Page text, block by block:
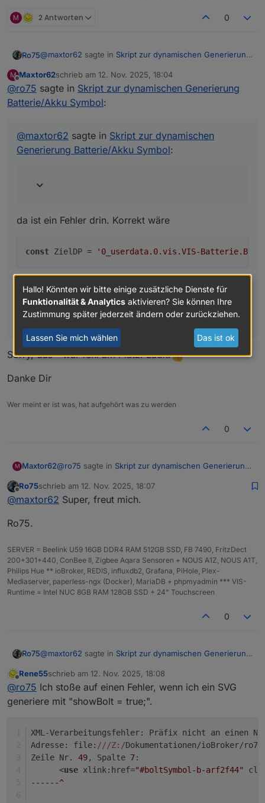
M 2 Antworten 0
Ro75@maxtor62 sagte in Skript zur dynamischen Generierung
const ZielDP = '"0_userdata.0.vis.VIS-Batterie.Batt';
Ro75.
M
Offline
Maxtor62schrieb am 12. Nov. 2025, 18:04
zuletzt editiert von
@ro75 sagte in Skript zur dynamischen Generierung
Batterie/Akku Symbol:
@maxtor62 sagte in Skript zur dynamischen
Generierung Batterie/Akku Symbol:
da ist ein Fehler drin. Korrekt wäre
const ZielDP = '0_userdata.0.vis.VIS-
Und der Datenpunkt (String / Zeichen) muss bereits
existieren.
Ro75.
Sorry, das " war fehl am Platz. Läuft.
Danke Dir
Wer meint er ist was, hat aufgehört was zu werden
0
M Maxtor62@ro75 sagte in Skript zur dynamischen Generierung
@maxtor62 sagte in
Batterie.Batt';
da ist ein Fehler drin. Korrekt wäre
Ro75.
Offline
Ro75schrieb am 12. Nov. 2025, 18:07
zuletzt editiert von
@maxtor62 Super, freut mich.
Ro75.
SERVER = Beelink U59 16GB DDR4 RAM 512GB SSD, FB 7490, FritzDect
200+301+440, ConBee II, Zigbee Aqara Sensoren + NOUS A1Z, NOUS A1T,
Philips Hue ** ioBroker, REDIS, influxdb2, Grafana, PiHole, Plex-
Mediaserver, paperless-ngx (Docker), MariaDB + phpmyadmin *** VIS-
Runtime = Intel NUC 8GB RAM 128GB SSD + 24" Touchscreen
0
Ro75@maxtor62 sagte in Skript zur dynamischen Generierung
const ZielDP = '"0_userdata.0.vis.VIS-Batterie.Batt';
Und der Datenpunkt (String / Zeichen) muss bereits
existieren.
Ro75.
Offline
Rene55schrieb am 12. Nov. 2025, 18:08
zuletzt editiert von
@ro75 Ich stoße auf einen Fehler, wenn ich ein SVG
generiere mit "showBolt = true;".
XML-Verarbeitungsfehler: Präfix nicht an einen
Adresse: file: ///Z:/Dokumentationen/ioBroker/
Zeile Nr. 49, Spalte 7:
      <
use xlink:href="#boltSymbol-b-arf2f44"
------^
Hallo! Könnten wir bitte einige zusätzliche Dienste für
Funktionalität & Analytics aktivieren? Sie können Ihre
Zustimmung später jederzeit ändern oder zurückziehen.
Lassen Sie mich wählen Das ist ok